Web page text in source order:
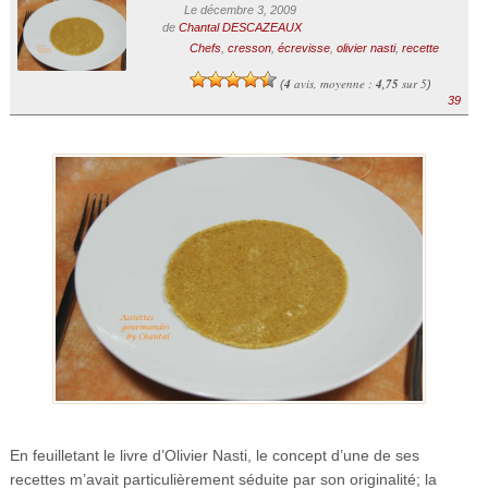
Le décembre 3, 2009
de Chantal DESCAZEAUX
Chefs, cresson, écrevisse, olivier nasti, recette
(4avis, moyenne : 4,75sur 5)
39
En feuilletant le livre d’Olivier Nasti, le concept d’une de ses
recettes m’avait particulièrement séduite par son originalité; la